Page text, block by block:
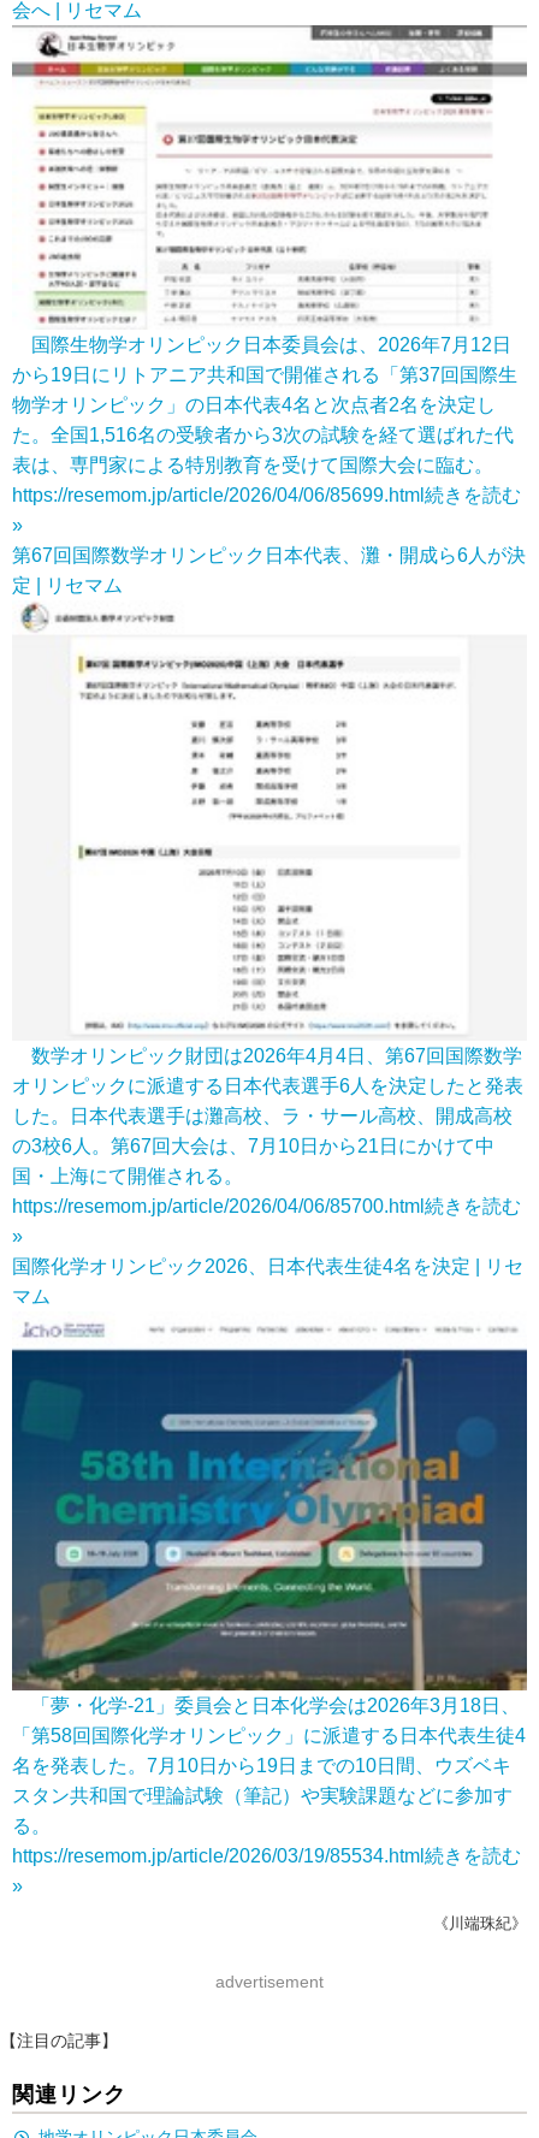
会へ | リセマム
国際生物学オリンピック日本委員会は、2026年7月12日
から19日にリトアニア共和国で開催される「第37回国際生
物学オリンピック」の日本代表4名と次点者2名を決定し
た。全国1,516名の受験者から3次の試験を経て選ばれた代
表は、専門家による特別教育を受けて国際大会に臨む。
https://resemom.jp/article/2026/04/06/85699.html 続きを読む
»
第67回国際数学オリンピック日本代表、灘・開成ら6人が決
定 | リセマム
数学オリンピック財団は2026年4月4日、第67回国際数学
オリンピックに派遣する日本代表選手6人を決定したと発表
した。日本代表選手は灘高校、ラ・サール高校、開成高校
の3校6人。第67回大会は、7月10日から21日にかけて中
国・上海にて開催される。
https://resemom.jp/article/2026/04/06/85700.html 続きを読む
»
国際化学オリンピック2026、日本代表生徒4名を決定 | リセ
マム
「夢・化学-21」委員会と日本化学会は2026年3月18日、
「第58回国際化学オリンピック」に派遣する日本代表生徒4
名を発表した。7月10日から19日までの10日間、ウズベキ
スタン共和国で理論試験（筆記）や実験課題などに参加す
る。
https://resemom.jp/article/2026/03/19/85534.html 続きを読む
»
《川端珠紀》
advertisement
【注目の記事】
関連リンク